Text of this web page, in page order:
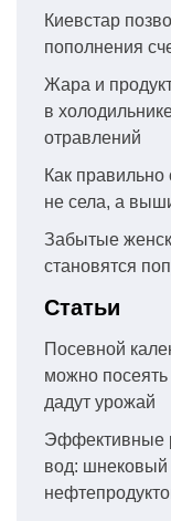
Киевстар
пополнения
Жара и
в
отравлений
Как правильно
не села, а
Забытые
становятся
Статьи
Посевной
можно посеять
дадут урожай
Эффективные
вод: шнековый